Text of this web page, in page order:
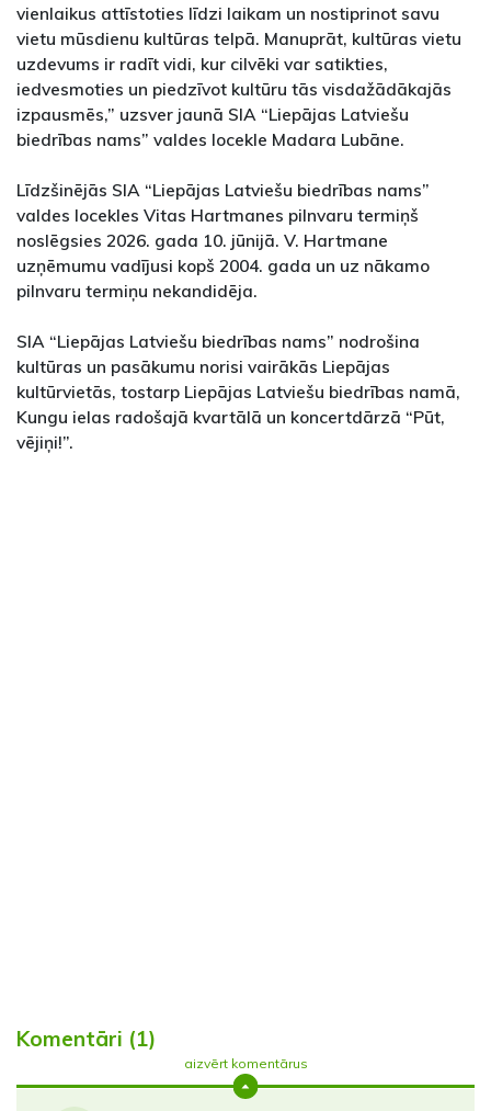
vienlaikus attīstoties līdzi laikam un nostiprinot savu
vietu mūsdienu kultūras telpā. Manuprāt, kultūras vietu
uzdevums ir radīt vidi, kur cilvēki var satikties,
iedvesmoties un piedzīvot kultūru tās visdažādākajās
izpausmēs,” uzsver jaunā SIA “Liepājas Latviešu
biedrības nams” valdes locekle Madara Lubāne.
Līdzšinējās SIA “Liepājas Latviešu biedrības nams”
valdes locekles Vitas Hartmanes pilnvaru termiņš
noslēgsies 2026. gada 10. jūnijā. V. Hartmane
uzņēmumu vadījusi kopš 2004. gada un uz nākamo
pilnvaru termiņu nekandidēja.
SIA “Liepājas Latviešu biedrības nams” nodrošina
kultūras un pasākumu norisi vairākās Liepājas
kultūrvietās, tostarp Liepājas Latviešu biedrības namā,
Kungu ielas radošajā kvartālā un koncertdārzā “Pūt,
vējiņi!”.
Komentāri (1)
aizvērt komentārus